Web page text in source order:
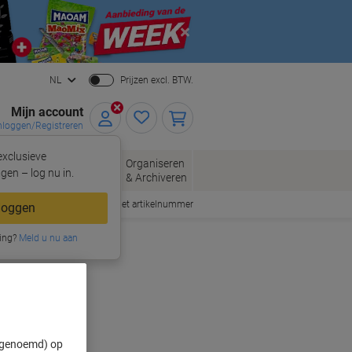
Close
NL Prijzen excl. BTW.
Mijn account
Registreren
– log nu in.
Meld u nu aan
Kantoorartikelen
Organiseren
& Archiveren
Snel bestellen met artikelnummer
op